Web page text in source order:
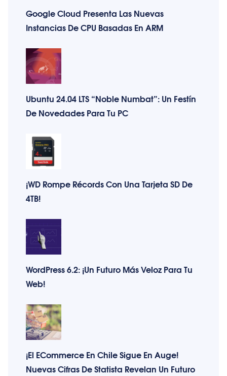
Google Cloud Presenta Las Nuevas
Instancias De CPU Basadas En ARM
Ubuntu 24.04 LTS “Noble Numbat”: Un Festín
De Novedades Para Tu PC
¡WD Rompe Récords Con Una Tarjeta SD De
4TB!
WordPress 6.2: ¡Un Futuro Más Veloz Para Tu
Web!
¡El ECommerce En Chile Sigue En Auge!
Nuevas Cifras De Statista Revelan Un Futuro